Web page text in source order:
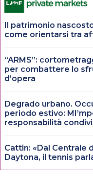
Il patrimonio
come orientarsi tra
“ARMS”:
per combattere lo
d’opera
Degrado urbano.
periodo estivo:
responsabilità
Cattin: «Dal Centrale
Daytona, il tennis